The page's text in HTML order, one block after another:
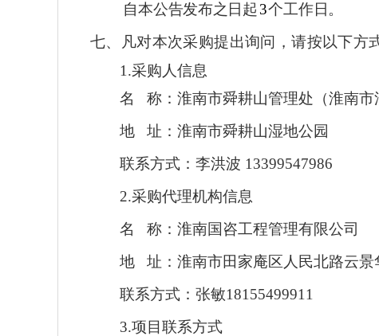
自本公告发布之日起 3个工作日。
七、
凡对本次采购提出询问，请按以下方
1.采购人信息
名
称：淮南市舜耕山管理处（淮南市
地
址：淮南市舜耕山湿地公园
联系方式：李洪波 13399547986
2.采购代理机构信息
名
称：淮南国咨工程管理有限公司
地
址：淮南市田家庵区人民北路云景
联系方式：张敏18155499911
3.项目联系方式